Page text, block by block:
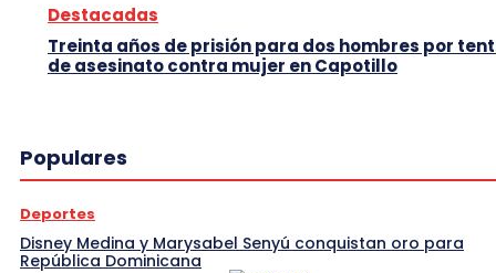
Destacadas
Treinta años de prisión para dos hombres por
de asesinato contra mujer en Capotillo
Populares
Deportes
Disney Medina y Marysabel Senyú conquistan oro para
República Dominicana